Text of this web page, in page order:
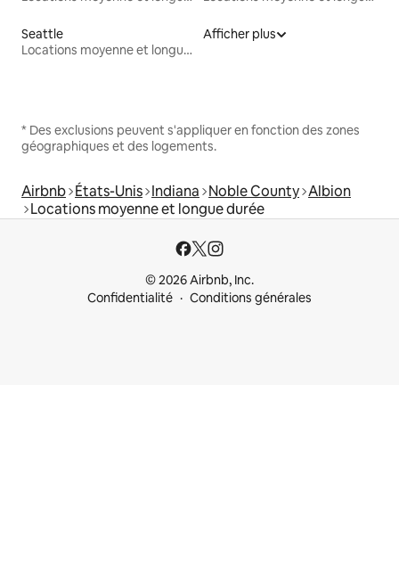
Seattle
Locations moyenne et longue durée
Afficher plus
* Des exclusions peuvent s'appliquer en fonction des zones
géographiques et des logements.
Airbnb États-Unis Indiana Noble County Albion
Locations moyenne et longue durée
© 2026 Airbnb, Inc.
Confidentialité
Conditions générales